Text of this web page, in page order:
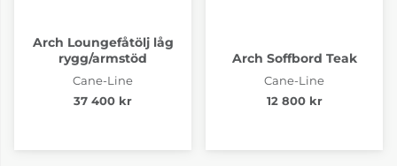
Arch Loungefåtölj låg
rygg/armstöd
Cane-Line
37 400 kr
Arch Soffbord Teak
Cane-Line
12 800 kr